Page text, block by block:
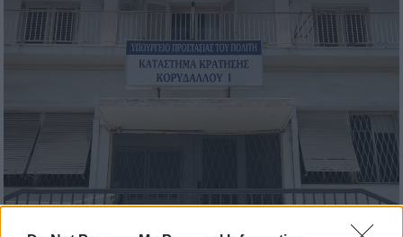
Κορυδαλλός (INITIME)